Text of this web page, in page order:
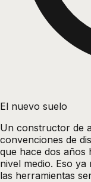
El nuevo suelo
Un constructor de
convenciones de
que hace dos años
nivel medio. Eso
las herramientas